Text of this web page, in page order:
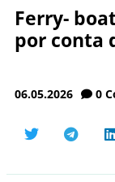
Ferry-
por conta
06.05.2026 0